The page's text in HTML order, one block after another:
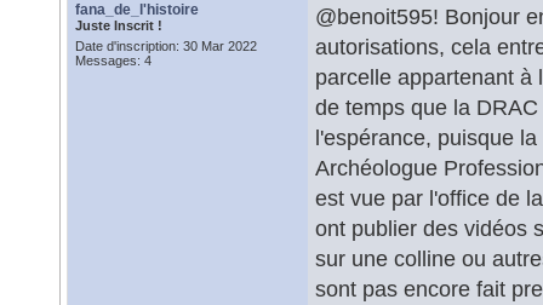
fana_de_l'histoire
Juste Inscrit !
Date d'inscription: 30 Mar 2022
Messages: 4
@benoit595! Bonjour
autorisations, cela
parcelle appartenant à
de temps que la
l'espérance, puisque
Archéologue
est vue par l'office de
ont publier des vidéos
sur une colline ou
sont pas encore fait